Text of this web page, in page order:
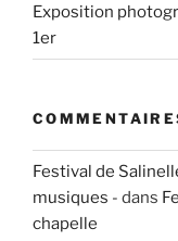
Exposition
1er
Festival de
musiques - dans
chapelle